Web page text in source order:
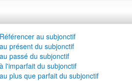
au subjonctif
présent du subjonctif
passé du subjonctif
l'imparfait du subjonctif
plus que parfait du subjonctif